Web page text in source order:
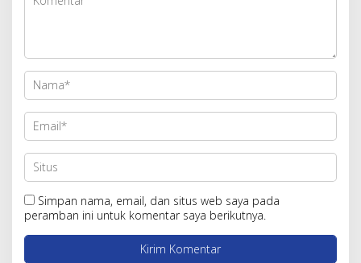
Simpan nama, email, dan situs web saya pada
peramban ini untuk komentar saya berikutnya.